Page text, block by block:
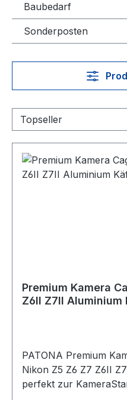
Baubedarf
Sonderposten
Premium Kamera
Z6II Z7II Aluminium
PATONA Premium
Nikon Z5 Z6 Z7 Z6II
perfekt zur